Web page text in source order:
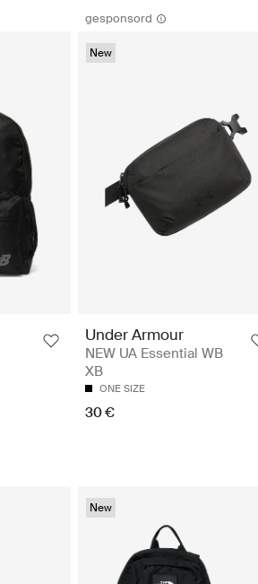
gesponsord
New
Under Armour
NEW UA Essential WB
XB
ONE SIZE
30 €
New